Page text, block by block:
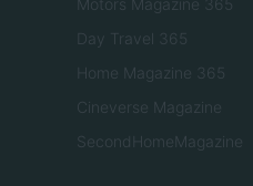
Motors Magazine 365
Day Travel 365
Home Magazine 365
Cineverse Magazine
SecondHomeMagazine